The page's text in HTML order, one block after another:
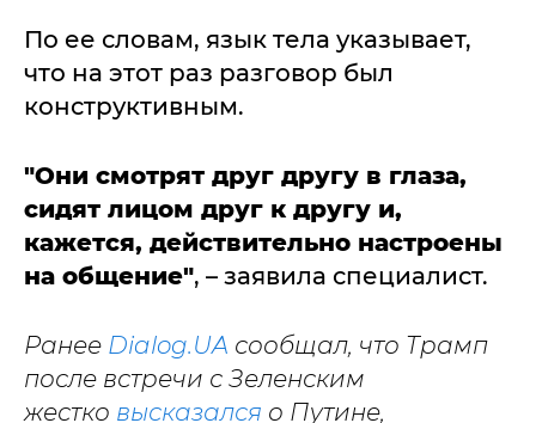
По ее словам, язык тела указывает,
что на этот раз разговор был
конструктивным.
"Они смотрят друг другу в глаза,
сидят лицом друг к другу и,
кажется, действительно настроены
на общение", – заявила специалист.
Ранее Dialog.UA сообщал, что Трамп
после встречи с Зеленским
жестко высказался о Путине,